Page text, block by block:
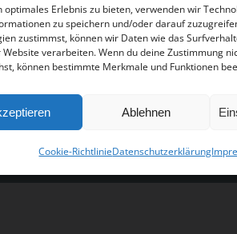
optimales Erlebnis zu bieten, verwenden wir
zu speichern und/oder darauf
zustimmst, können wir Daten wie das
verarbeiten. Wenn du deine Zustimmung
können bestimmte Merkmale und Funktionen
Ablehnen
Cookie-RichtlinieDatenschutzerklärung